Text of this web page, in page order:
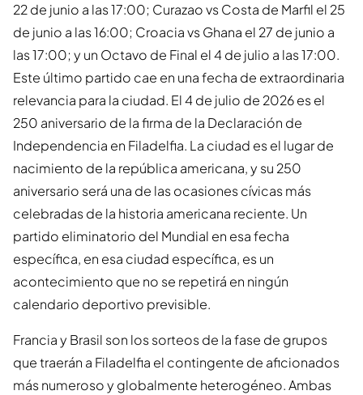
22 de junio a las 17:00; Curazao vs Costa de Marfil el 25
de junio a las 16:00; Croacia vs Ghana el 27 de junio a
las 17:00; y un Octavo de Final el 4 de julio a las 17:00.
Este último partido cae en una fecha de extraordinaria
relevancia para la ciudad. El 4 de julio de 2026 es el
250 aniversario de la firma de la Declaración de
Independencia en Filadelfia. La ciudad es el lugar de
nacimiento de la república americana, y su 250
aniversario será una de las ocasiones cívicas más
celebradas de la historia americana reciente. Un
partido eliminatorio del Mundial en esa fecha
específica, en esa ciudad específica, es un
acontecimiento que no se repetirá en ningún
calendario deportivo previsible.
Francia y Brasil son los sorteos de la fase de grupos
que traerán a Filadelfia el contingente de aficionados
más numeroso y globalmente heterogéneo. Ambas